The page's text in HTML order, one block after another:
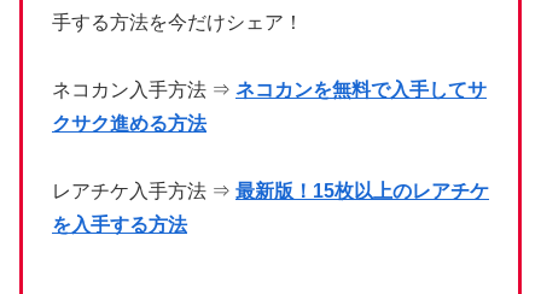
手する方法を今だけシェア！
ネコカン入手方法 ⇒ ネコカンを無料で入手してサ
クサク進める方法
レアチケ入手方法 ⇒ 最新版！15枚以上のレアチケ
を入手する方法